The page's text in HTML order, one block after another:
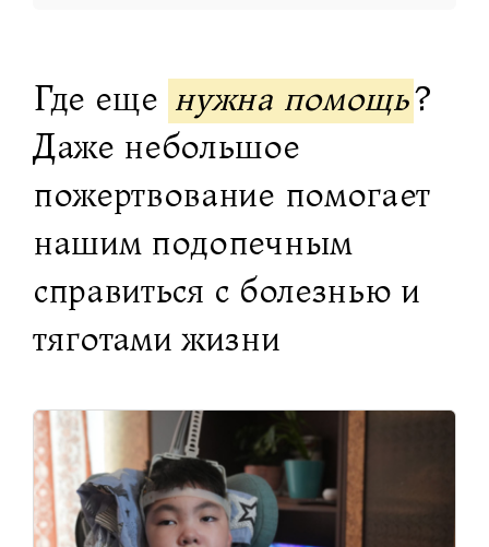
Где еще нужна помощь?
Даже небольшое
пожертвование помогает
нашим подопечным
справиться с болезнью и
тяготами жизни